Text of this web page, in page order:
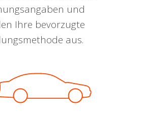
und
Ihre bevorzugte
aus.